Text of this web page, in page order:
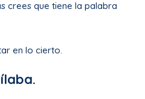
crees que tiene la palabra
en lo cierto.